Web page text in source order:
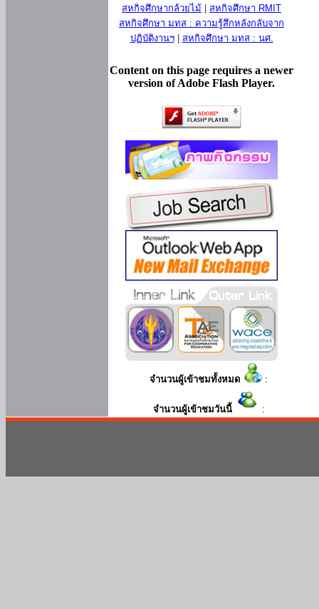
สหกิจศึกษากล้วยไม้
สหกิจศึกษา RMIT
สหกิจศึกษา มทส : ความรู้สึกหลังกลับจาก
ปฏิบัติงานฯ| สหกิจศึกษา มทส : นศ.
Content on this page requires a newer
version of Adobe Flash Player.
จำนวนผู้เข้าชมทั้งหมด :
จำนวนผู้เข้าชมวันนี้ :